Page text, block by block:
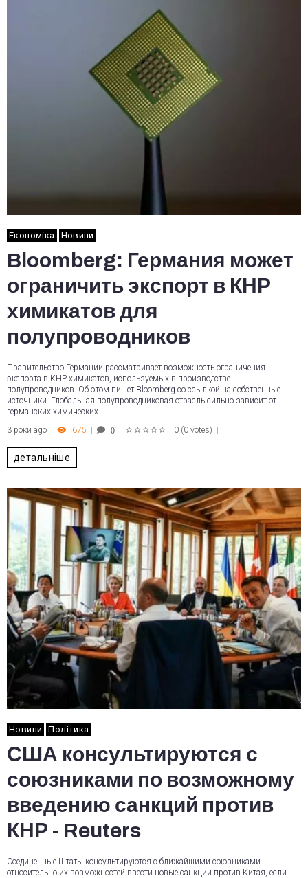
Економіка Новини
Bloomberg: Германия может
ограничить экспорт в КНР
химикатов для
полупроводников
Правительство Германии рассматривает возможность ограничения
экспорта в КНР химикатов, используемых в производстве
полупроводников. Об этом пишет Bloomberg со ссылкой на собственные
источники. Глобальная полупроводниковая отрасль сильно зависит от
германских химических…
3 роки ago
675 0 0 (0 votes)
детальніше
Новини Політика
США консультируются с
союзниками по возможному
введению санкций против
КНР - Reuters
Соединенные Штаты консультируются с ближайшими союзниками
относительно их возможностей ввести новые санкции против Китая, если